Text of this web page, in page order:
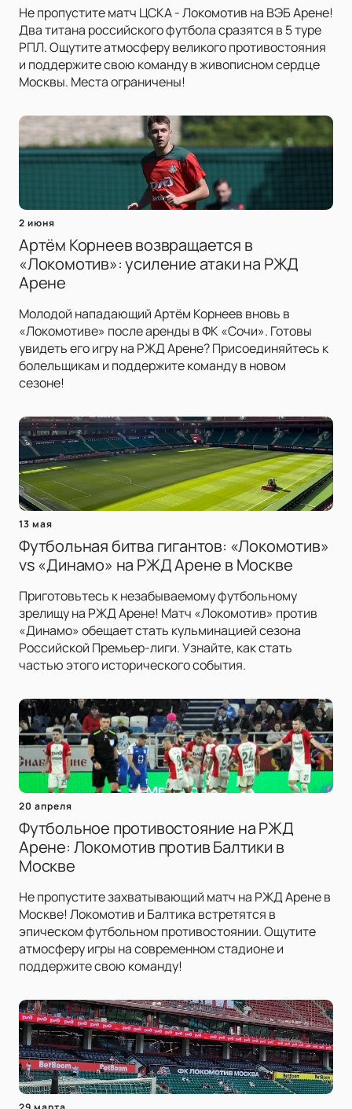
Не пропустите матч ЦСКА - Локомотив на ВЭБ Арене!
Два титана российского футбола сразятся в 5 туре
РПЛ. Ощутите атмосферу великого противостояния
и поддержите свою команду в живописном сердце
Москвы. Места ограничены!
2 июня
Артём Корнеев возвращается в
«Локомотив»: усиление атаки на РЖД
Арене
Молодой нападающий Артём Корнеев вновь в
«Локомотиве» после аренды в ФК «Сочи». Готовы
увидеть его игру на РЖД Арене? Присоединяйтесь к
болельщикам и поддержите команду в новом
сезоне!
13 мая
Футбольная битва гигантов: «Локомотив»
vs «Динамо» на РЖД Арене в Москве
Приготовьтесь к незабываемому футбольному
зрелищу на РЖД Арене! Матч «Локомотив» против
«Динамо» обещает стать кульминацией сезона
Российской Премьер-лиги. Узнайте, как стать
частью этого исторического события.
20 апреля
Футбольное противостояние на РЖД
Арене: Локомотив против Балтики в
Москве
Не пропустите захватывающий матч на РЖД Арене в
Москве! Локомотив и Балтика встретятся в
эпическом футбольном противостоянии. Ощутите
атмосферу игры на современном стадионе и
поддержите свою команду!